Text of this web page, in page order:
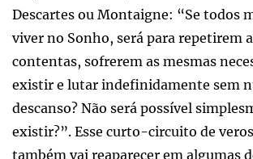
Descartes ou Montaigne: “Se todos
viver no Sonho, será para repetirem
contentas, sofrerem as mesmas
existir e lutar indefinidamente sem
descanso? Não será possível
existir?”. Esse curto-circuito de
também vai reaparecer em algumas